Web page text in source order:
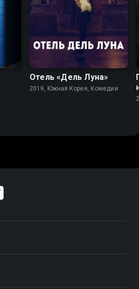
8.2 8.1
Отель «Дель Луна»
2019, Южная Корея, Комедии